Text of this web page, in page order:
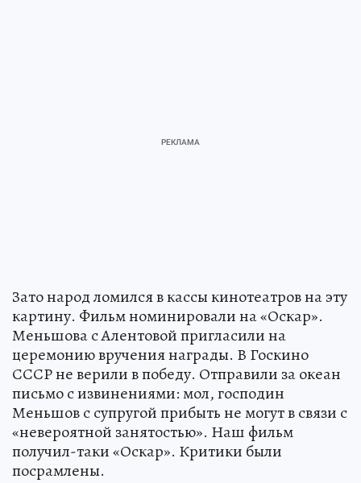
Зато народ ломился в кассы кинотеатров на эту
картину. Фильм номинировали на «Оскар».
Меньшова с Алентовой пригласили на
церемонию вручения награды. В Госкино
СССР не верили в победу. Отправили за океан
письмо с извинениями: мол, господин
Меньшов с супругой прибыть не могут в связи с
«невероятной занятостью». Наш фильм
получил-таки «Оскар». Критики были
посрамлены.